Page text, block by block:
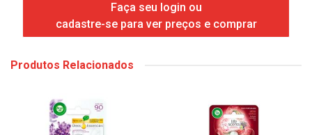
Faça seu login ou
cadastre-se para ver preços e comprar
Produtos Relacionados